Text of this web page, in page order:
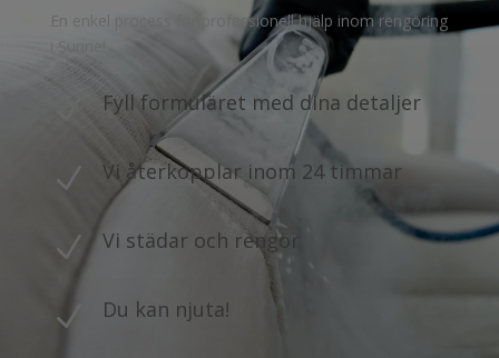
En enkel process för professionell hjälp inom rengöring
Fyll formuläret med dina detaljer
N Vi återkopplar inom 24 timmar
N Vi städar och rengör
N Du kan njuta!